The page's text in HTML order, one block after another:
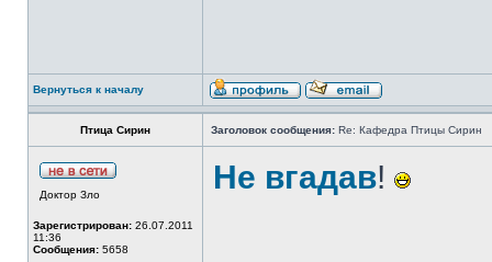
Вернуться к началу
Птица Сирин Заголовок сообщения: Re: Кафедра Птицы Сирин
Доктор Зло
Зарегистрирован: 26.07.2011
11:36
Сообщения: 5658
Не вгадав!